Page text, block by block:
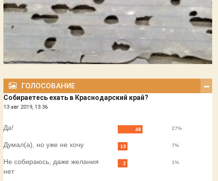
ГОЛОСОВАНИЕ
Собираетесь ехать в Краснодарский край?
13 авг 2019, 13:36
Да! 48 27%
Думал(а), но уже не хочу 13 7%
Не собираюсь, даже желания
нет
2 1%